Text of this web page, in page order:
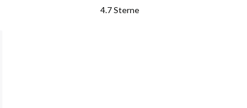
4.7 Sterne